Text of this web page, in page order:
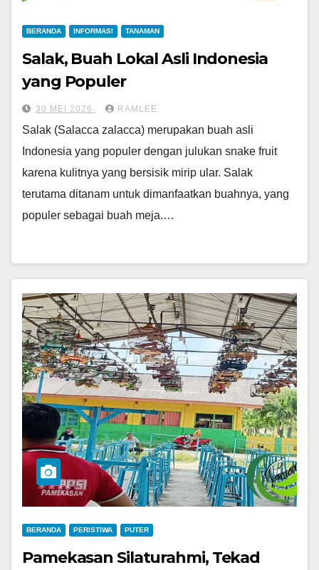
BERANDA INFORMASI TANAMAN
Salak, Buah Lokal Asli Indonesia
yang Populer
30 MEI 2026 RAMLEE
Salak (Salacca zalacca) merupakan buah asli
Indonesia yang populer dengan julukan snake fruit
karena kulitnya yang bersisik mirip ular. Salak
terutama ditanam untuk dimanfaatkan buahnya, yang
populer sebagai buah meja.…
BERANDA PERISTIWA PUTER
Pamekasan Silaturahmi, Tekad